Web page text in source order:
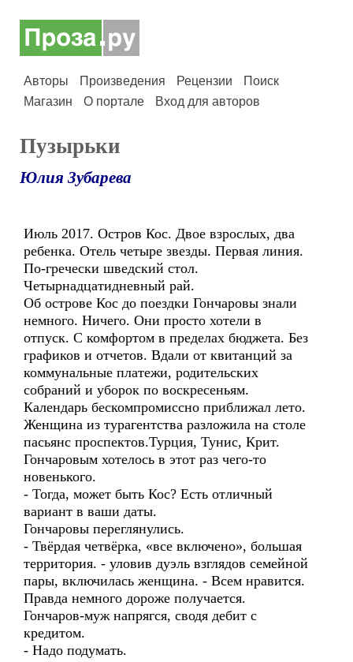
Авторы Произведения Рецензии
Поиск
Магазин
О портале Вход для авторов
Пузырьки
Юлия Зубарева
Июль 2017. Остров Кос. Двое взрослых, два
ребенка. Отель четыре звезды. Первая линия.
По-гречески шведский стол.
Четырнадцатидневный рай.
Об острове Кос до поездки Гончаровы знали
немного. Ничего. Они просто хотели в
отпуск. С комфортом в пределах бюджета. Без
графиков и отчетов. Вдали от квитанций за
коммунальные платежи, родительских
собраний и уборок по воскресеньям.
Календарь бескомпромиссно приближал лето.
Женщина из турагентства разложила на столе
пасьянс проспектов.Турция, Тунис, Крит.
Гончаровым хотелось в этот раз чего-то
новенького.
- Тогда, может быть Кос? Есть отличный
вариант в ваши даты.
Гончаровы переглянулись.
- Твёрдая четвёрка, «все включено», большая
территория. - уловив дуэль взглядов семейной
пары, включилась женщина. - Всем нравится.
Правда немного дороже получается.
Гончаров-муж напрягся, сводя дебит с
кредитом.
- Надо подумать.